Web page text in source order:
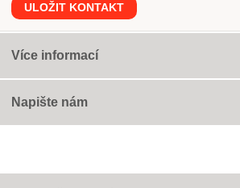
ULOŽIT KONTAKT
Více informací
Napište nám